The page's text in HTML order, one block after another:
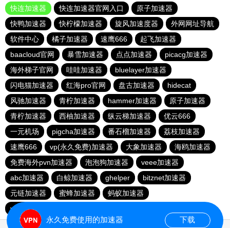
快连加速器
快连加速器官网入口
原子加速器
快鸭加速器
快柠檬加速器 旋风加速度器
外网网址导航
软件中心
橘子加速器 速鹰666
起飞加速器
baacloud官网
暴雪加速器 点点加速器
picacg加速器
海外梯子官网
哇哇加速器
bluelayer加速器
闪电猫加速器
红海pro官网 盘古加速器
hidecat
风驰加速器
青柠加速器 hammer加速器
原子加速器
青柠加速器
西柚加速器 纵云梯加速器
优云666
一元机场
pigcha加速器 番石榴加速器
荔枝加速器
速鹰666
vp(永久免费)加速器 大象加速器
海鸥加速器
免费海外pvn加速器
泡泡狗加速器
veee加速器
abc加速器
白鲸加速器 ghelper
bitznet加速器
元链加速器
蜜蜂加速器
蚂蚁加速器
vp(永久免费)加速器
永久免费使用的加速器 下载